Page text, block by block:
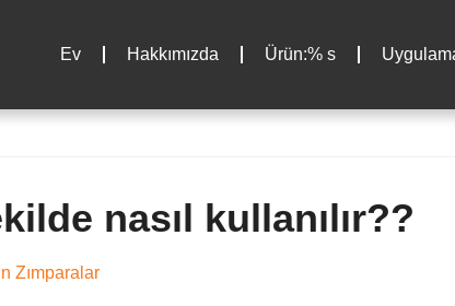
Ev Hakkımızda Ürün:% s
nasıl kullanılır??
Zımparalar